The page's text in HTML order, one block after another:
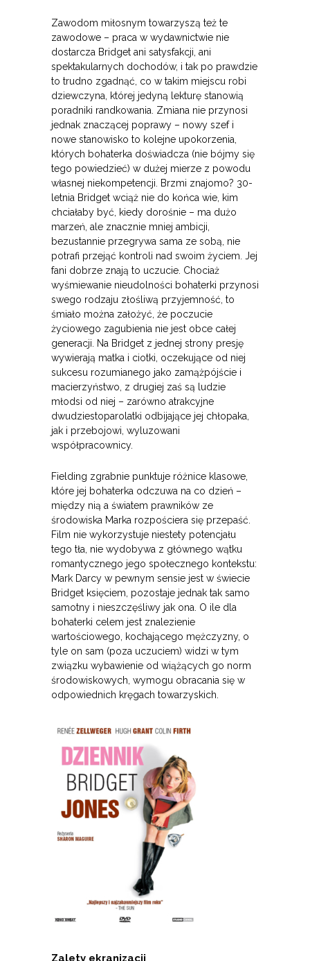
Zawodom miłosnym towarzyszą też te
zawodowe – praca w wydawnictwie nie
dostarcza Bridget ani satysfakcji, ani
spektakularnych dochodów, i tak po prawdzie
to trudno zgadnąć, co w takim miejscu robi
dziewczyna, której jedyną lekturę stanowią
poradniki randkowania. Zmiana nie przynosi
jednak znaczącej poprawy – nowy szef i
nowe stanowisko to kolejne upokorzenia,
których bohaterka doświadcza (nie bójmy się
tego powiedzieć) w dużej mierze z powodu
własnej niekompetencji. Brzmi znajomo? 30-
letnia Bridget wciąż nie do końca wie, kim
chciałaby być, kiedy dorośnie – ma dużo
marzeń, ale znacznie mniej ambicji,
bezustannie przegrywa sama ze sobą, nie
potrafi przejąć kontroli nad swoim życiem. Jej
fani dobrze znają to uczucie. Chociaż
wyśmiewanie nieudolności bohaterki przynosi
swego rodzaju złośliwą przyjemność, to
śmiało można założyć, że poczucie
życiowego zagubienia nie jest obce całej
generacji. Na Bridget z jednej strony presję
wywierają matka i ciotki, oczekujące od niej
sukcesu rozumianego jako zamążpójście i
macierzyństwo, z drugiej zaś są ludzie
młodsi od niej – zarówno atrakcyjne
dwudziestoparolatki odbijające jej chłopaka,
jak i przebojowi, wyluzowani
współpracownicy.
Fielding zgrabnie punktuje różnice klasowe,
które jej bohaterka odczuwa na co dzień –
między nią a światem prawników ze
środowiska Marka rozpościera się przepaść.
Film nie wykorzystuje niestety potencjału
tego tła, nie wydobywa z głównego wątku
romantycznego jego społecznego kontekstu:
Mark Darcy w pewnym sensie jest w świecie
Bridget księciem, pozostaje jednak tak samo
samotny i nieszczęśliwy jak ona. O ile dla
bohaterki celem jest znalezienie
wartościowego, kochającego mężczyzny, o
tyle on sam (poza uczuciem) widzi w tym
związku wybawienie od wiążących go norm
środowiskowych, wymogu obracania się w
odpowiednich kręgach towarzyskich.
Zalety ekranizacji